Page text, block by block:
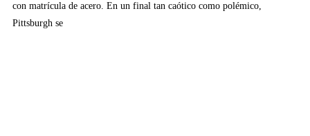
con matrícula de acero. En un final tan caótico como polémico,
Pittsburgh se